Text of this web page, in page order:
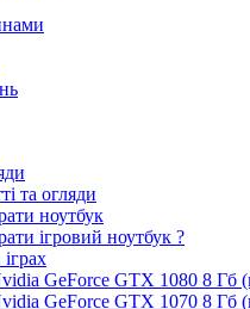
та огляди
ноутбук
ігровий ноутбук ?
GeForce GTX 1080 8 Гб
GeForce GTX 1070 8 Гб